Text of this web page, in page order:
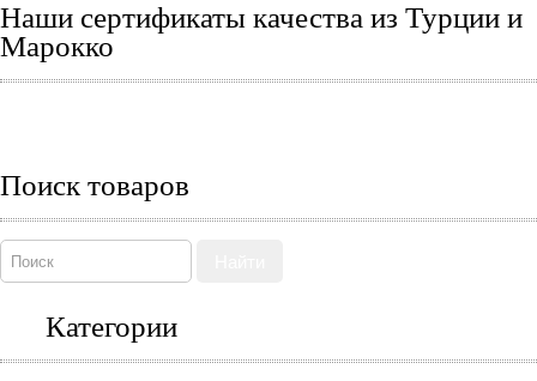
Наши сертификаты качества из Турции и
Марокко
Поиск товаров
Категории